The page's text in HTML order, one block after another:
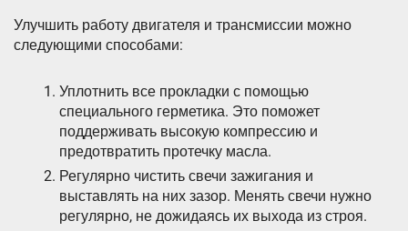
Улучшить работу двигателя и трансмиссии можно
следующими способами:
Уплотнить все прокладки с помощью
специального герметика. Это поможет
поддерживать высокую компрессию и
предотвратить протечку масла.
Регулярно чистить свечи зажигания и
выставлять на них зазор. Менять свечи нужно
регулярно, не дожидаясь их выхода из строя.